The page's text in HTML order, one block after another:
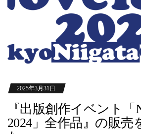
2025年3月31日
『出版創作イベント「
2024」全作品』の販売